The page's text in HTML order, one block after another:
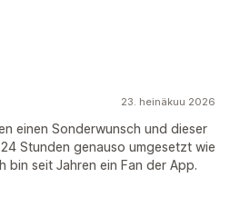
23. heinäkuu 2026
einen Sonderwunsch und dieser
Stunden genauso umgesetzt wie
bin seit Jahren ein Fan der App.